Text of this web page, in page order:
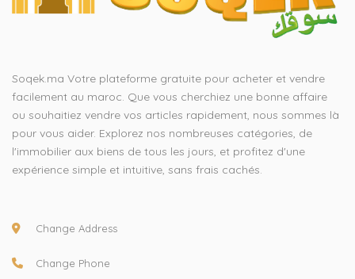
Soqek.ma Votre plateforme gratuite pour acheter et vendre
facilement au maroc. Que vous cherchiez une bonne affaire
ou souhaitiez vendre vos articles rapidement, nous sommes là
pour vous aider. Explorez nos nombreuses catégories, de
l'immobilier aux biens de tous les jours, et profitez d'une
expérience simple et intuitive, sans frais cachés.
Change Address
Change Phone